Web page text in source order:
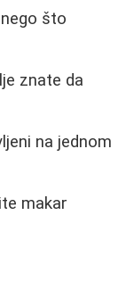
što
znate da
na jednom
makar